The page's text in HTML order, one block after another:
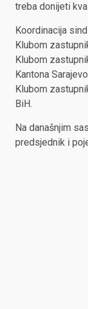
treba donijeti
Koordinacija
Klubom
Klubom
Kantona
Klubom
BiH.
Na današnjim
predsjednik i